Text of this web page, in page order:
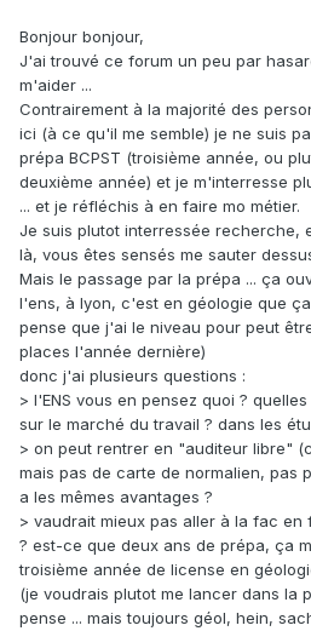
Bonjour bonjour,
J'ai trouvé ce forum un peu par
m'aider ...
Contrairement à la majorité des
ici (à ce qu'il me semble) je ne suis
prépa BCPST (troisième année, ou
deuxième année) et je m'interresse
... et je réfléchis à en faire mo métier.
Je suis plutot interressée recherche,
là, vous êtes sensés me sauter
Mais le passage par la prépa ... ça
l'ens, à lyon, c'est en géologie que
pense que j'ai le niveau pour peut
places l'année dernière)
donc j'ai plusieurs questions :
> l'ENS vous en pensez quoi ?
sur le marché du travail ? dans les
> on peut rentrer en "auditeur libre"
mais pas de carte de normalien, pas
a les mêmes avantages ?
> vaudrait mieux pas aller à la fac
? est-ce que deux ans de prépa, ça
troisième année de license en
(je voudrais plutot me lancer dans la
pense ... mais toujours géol, hein,